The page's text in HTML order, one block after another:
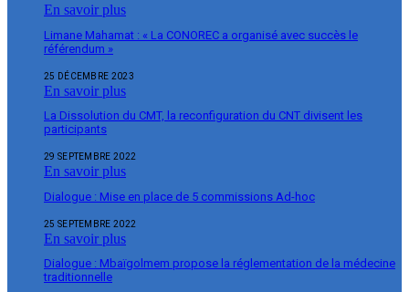
En savoir plus
Limane Mahamat : « La CONOREC a organisé avec succès le
référendum »
25 DÉCEMBRE 2023
En savoir plus
La Dissolution du CMT, la reconfiguration du CNT divisent les
participants
29 SEPTEMBRE 2022
En savoir plus
Dialogue : Mise en place de 5 commissions Ad-hoc
25 SEPTEMBRE 2022
En savoir plus
Dialogue : Mbaïgolmem propose la réglementation de la médecine
traditionnelle